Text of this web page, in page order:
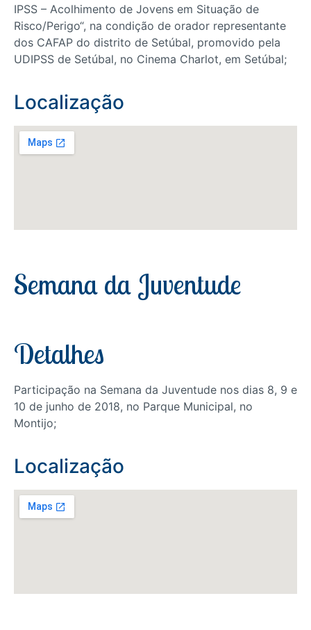
IPSS – Acolhimento de Jovens em Situação de
Risco/Perigo“, na condição de orador representante
dos CAFAP do distrito de Setúbal, promovido pela
UDIPSS de Setúbal, no Cinema Charlot, em Setúbal;
Localização
Semana da Juventude
Detalhes
Participação na Semana da Juventude nos dias 8, 9 e
10 de junho de 2018, no Parque Municipal, no
Montijo;
Localização